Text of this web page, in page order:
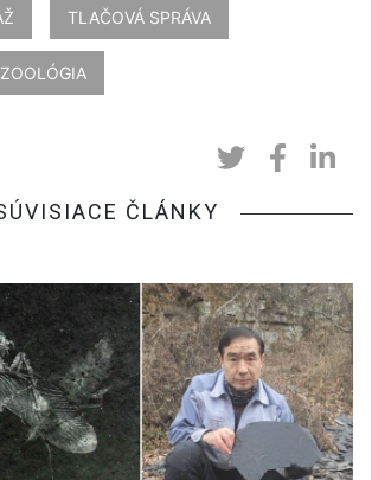
TLAČOVÁ SPRÁVA
ZOOLÓGIA
ČLÁNKY